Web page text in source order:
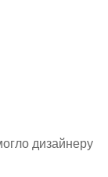
дизайнеру